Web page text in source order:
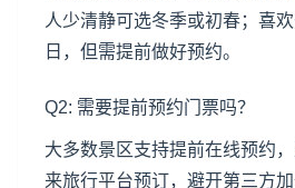
人少清静可选冬季或初春；喜
日，但需提前做好预约。
Q2: 需要提前预约门票吗？
大多数景区支持提前在线预约
来旅行平台预订，避开第三方